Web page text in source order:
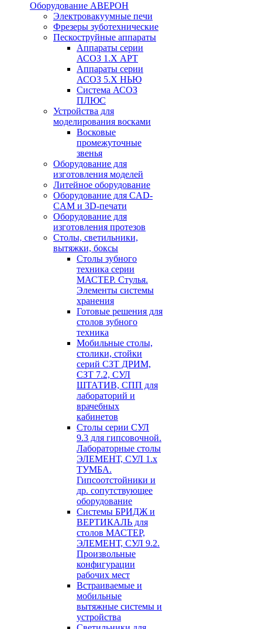
Оборудование АВЕРОН
Электровакуумные печи
Фрезеры зуботехнические
Пескоструйные аппараты
Аппараты серии
АСОЗ 1.Х АРТ
Аппараты серии
АСОЗ 5.Х НЬЮ
Система АСОЗ
ПЛЮС
Устройства для
моделирования восками
Восковые
промежуточные
звенья
Оборудование для
изготовления моделей
Литейное оборудование
Оборудование для CAD-
CAM и 3D-печати
Оборудование для
изготовления протезов
Cтолы, светильники,
вытяжки, боксы
Столы зубного
техника серии
МАСТЕР. Стулья.
Элементы системы
хранения
Готовые решения для
столов зубного
техника
Мобильные столы,
столики, стойки
серий СЗТ ДРИМ,
СЗТ 7.2, СУЛ
ШТАТИВ, СПП для
лабораторий и
врачебных
кабинетов
Столы серии СУЛ
9.3 для гипсовочной.
Лабораторные столы
ЭЛЕМЕНТ, СУЛ 1.х
ТУМБА.
Гипсоотстойники и
др. сопутствующее
оборудование
Системы БРИДЖ и
ВЕРТИКАЛЬ для
столов МАСТЕР,
ЭЛЕМЕНТ, СУЛ 9.2.
Произвольные
конфигурации
рабочих мест
Встраиваемые и
мобильные
вытяжные системы и
устройства